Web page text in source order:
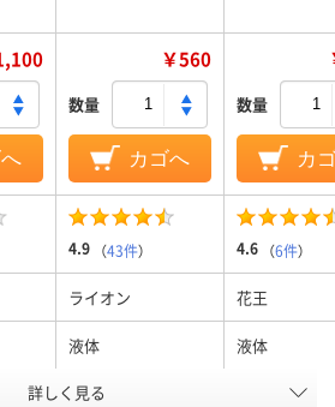
￥560
数量
カゴへ
数量
カ
4.9 （43件） 4.6 （6件）
ライオン 花王
液体 液体
詰替用（2回分
詳しく見る